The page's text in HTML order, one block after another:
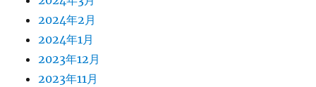
2024年2月
2024年1月
2023年12月
2023年11月